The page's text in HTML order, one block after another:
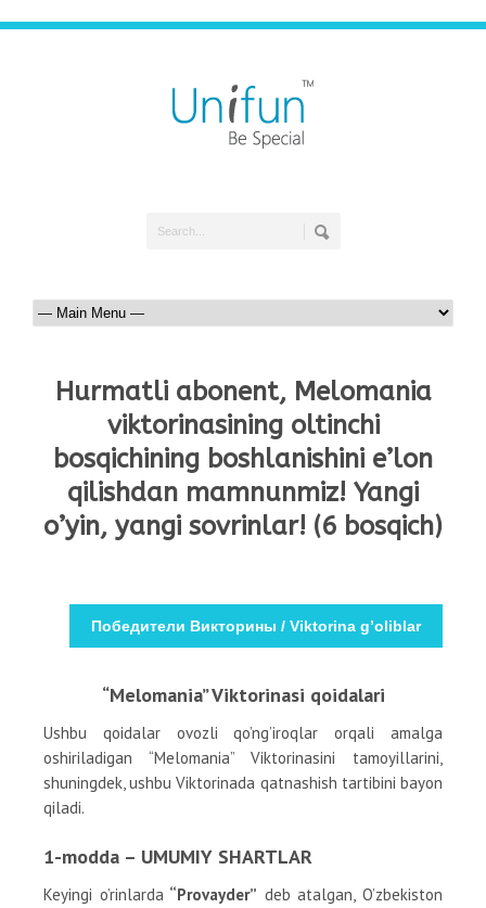
Hurmatli abonent, Melomania
viktorinasining oltinchi
bosqichining boshlanishini e’lon
qilishdan mamnunmiz! Yangi
o’yin, yangi sovrinlar! (6 bosqich)
Победители Викторины / Viktorina g’oliblar
“Melomania” Viktorinasi qoidalari
Ushbu qoidalar ovozli qo’ng’iroqlar orqali amalga
oshiriladigan “Melomania” Viktorinasini tamoyillarini,
shuningdek, ushbu Viktorinada qatnashish tartibini bayon
qiladi.
1-modda – UMUMIY SHARTLAR
Keyingi o’rinlarda “Provayder” deb atalgan, O’zbekiston